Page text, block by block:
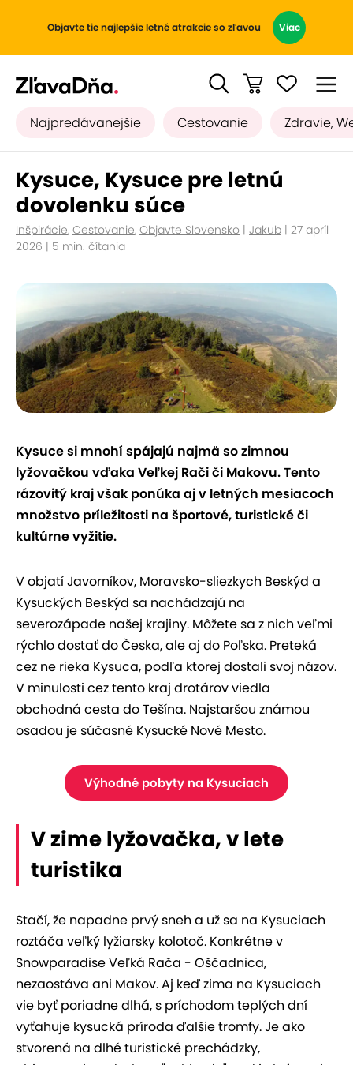
Objavte tie najlepšie letné atrakcie so zľavou Viac
Najpredávanejšie Cestovanie Zdravie,
Kysuce, Kysuce pre letnú
dovolenku súce
Inšpirácie, Cestovanie, Objavte Slovensko | Jakub | 27 apríl
2026 | 5 min. čítania
Kysuce si mnohí spájajú najmä so zimnou
lyžovačkou vďaka Veľkej Rači či Makovu. Tento
rázovitý kraj však ponúka aj v letných mesiacoch
množstvo príležitosti na športové, turistické či
kultúrne vyžitie.
V objatí Javorníkov, Moravsko-sliezkych Beskýd a
Kysuckých Beskýd sa nachádzajú na
severozápade našej krajiny. Môžete sa z nich veľmi
rýchlo dostať do Česka, ale aj do Poľska. Preteká
cez ne rieka Kysuca, podľa ktorej dostali svoj názov.
V minulosti cez tento kraj drotárov viedla
obchodná cesta do Tešína. Najstaršou známou
osadou je súčasné Kysucké Nové Mesto.
Výhodné pobyty na Kysuciach
V zime lyžovačka, v lete
turistika
Stačí, že napadne prvý sneh a už sa na Kysuciach
roztáča veľký lyžiarsky kolotoč. Konkrétne v
Snowparadise Veľká Rača - Oščadnica,
nezaostáva ani Makov. Aj keď zima na Kysuciach
vie byť poriadne dlhá, s príchodom teplých dní
vyťahuje kysucká príroda ďalšie tromfy. Je ako
stvorená na dlhé turistické prechádzky,